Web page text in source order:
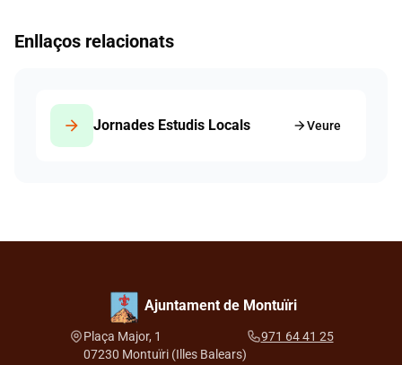
Enllaços relacionats
arrow_forward Jornades Estudis Locals arrow_forwardVeure
Ajuntament de Montuïri
Plaça Major, 1
07230 Montuïri (Illes Balears)
971 64 41 25